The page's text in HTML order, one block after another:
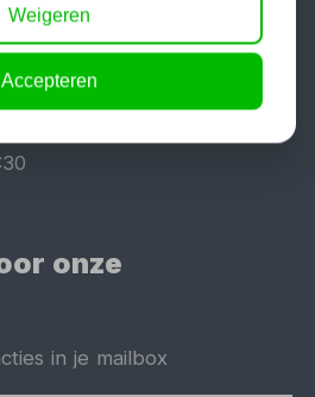
onze
in je mailbox
Weigeren
Accepteren